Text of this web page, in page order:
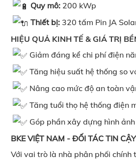
Quy mô: 200 kWp
Thiết bị: 320 tấm Pin JA
HIỆU QUẢ KINH TẾ & GIÁ TRỊ
Giảm đáng kể chi phí điện
Tăng hiệu suất hệ thống so
Nâng cao mức độ an toàn
Tăng tuổi thọ hệ thống điện
Góp phần xây dựng hình
BKE VIỆT NAM - ĐỐI TÁC TIN
Với vai trò là nhà phân phối